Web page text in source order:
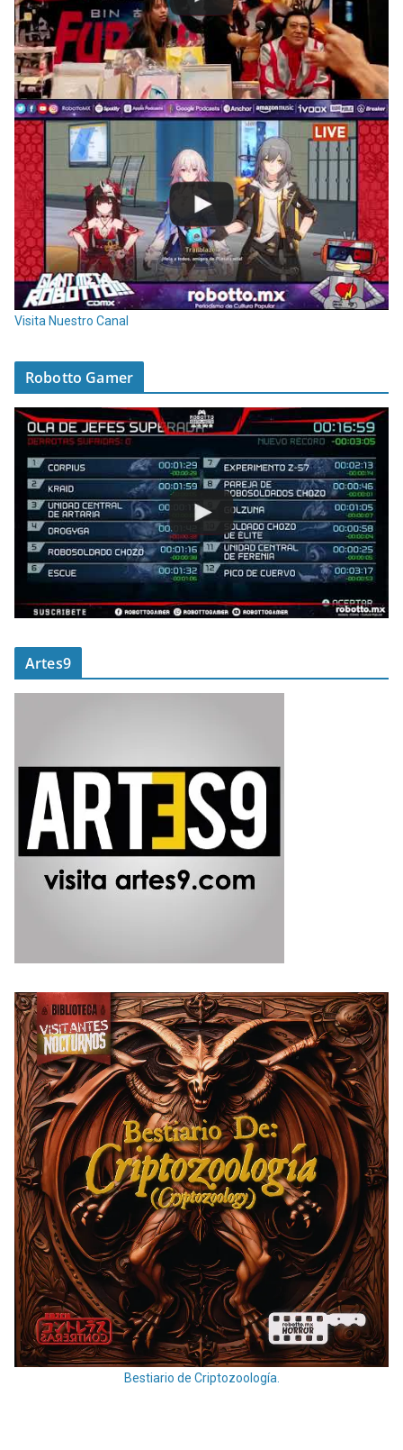
Visita Nuestro Canal
Robotto Gamer
Artes9
Bestiario de Criptozoología.